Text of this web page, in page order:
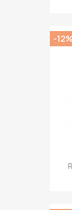
-12%